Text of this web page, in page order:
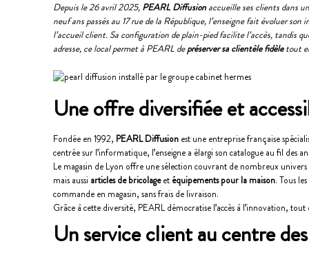
Depuis le 26 avril 2025, PEARL Diffusionaccueille ses clients dans
neuf ans passés au 17 rue de la République, l’enseigne fait évoluer
l’accueil client. Sa configuration de plain-pied facilite l’accès, tandis
adresse, ce local permet à PEARL depréserver sa clientèle fidèletout
Une offre diversifiée et
Fondée en 1992, PEARL Diffusion est une entreprise française
centrée sur l’informatique, l’enseigne a élargi son catalogue au fil des
Le magasin de Lyon offre une sélection couvrant de nombreux
mais aussi articles de bricolageet équipements pour la maison. Tous
commande en magasin, sans frais de livraison.
Grâce à cette diversité, PEARL démocratise l’accès à l’innovation,
Un service client au centre